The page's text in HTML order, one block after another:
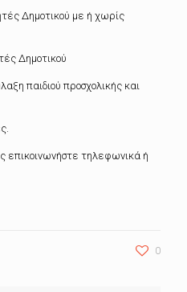
Δημοτικού με ή χωρίς
Δημοτικού
παιδιού προσχολικής και
επικοινωνήστε τηλεφωνικά ή
0